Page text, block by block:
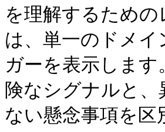
を理解するため
は、単一のドメ
ガーを表示しま
険なシグナルと
ない懸念事項を